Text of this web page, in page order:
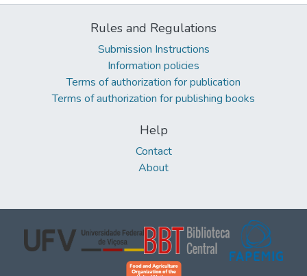
Rules and Regulations
Submission Instructions
Information policies
Terms of authorization for publication
Terms of authorization for publishing books
Help
Contact
About